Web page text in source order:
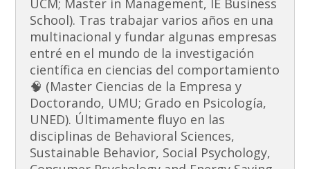
UCM; Master in Management, IE Business
School). Tras trabajar varios años en una
multinacional y fundar algunas empresas
entré en el mundo de la investigación
científica en ciencias del comportamiento
🧠 (Master Ciencias de la Empresa y
Doctorando, UMU; Grado en Psicología,
UNED). Últimamente fluyo en las
disciplinas de Behavioral Sciences,
Sustainable Behavior, Social Psychology,